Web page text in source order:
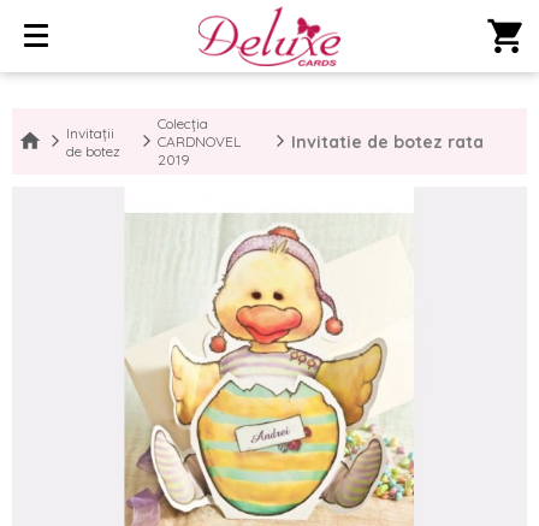
shopping_cart
Invitații
de botez
Colecția
CARDNOVEL
2019
Invitatie de botez rata